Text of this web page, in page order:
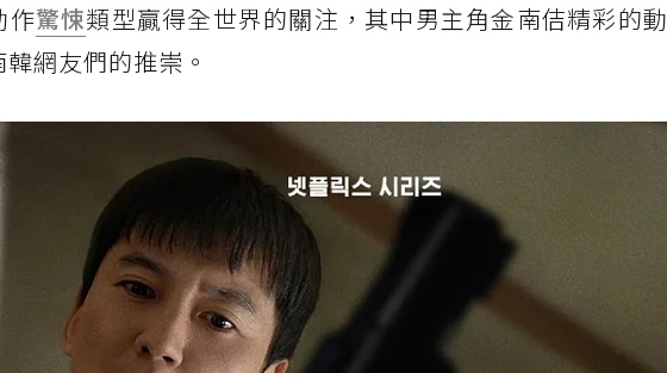
作驚悚類型贏得全世界的關注，其中男主角金南佶精彩的
網友們的推崇。